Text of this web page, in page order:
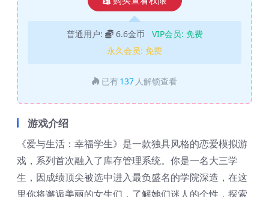
普通用户: 6.6金币 VIP会员: 免费
永久会员: 免费
已有 137 人解锁查看
游戏介绍
《爱与生活：幸福学生》是一款独具风格的恋爱模拟游
戏，系列首次融入了库存管理系统。你是一名大三学
生，因成绩顶尖被选中进入最负盛名的学院深造，在这
里你将邂逅美丽的女生们，了解她们迷人的个性，探索